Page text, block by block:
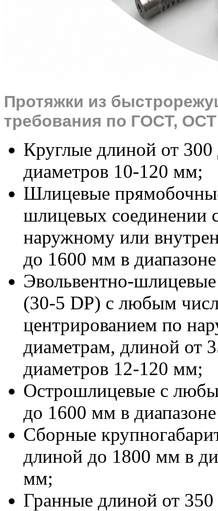
Протяжки из
требования по ГОСТ,
Круглые длиной от
диаметров 10-120 мм;
Шлицевые
шлицевых соединении
наружному или
до 1600 мм в
Эвольвентно-
(30-5 DР) с любым
центрированием по
диаметрам, длиной от
диаметров 12-120 мм;
Острошлицевые с
до 1600 мм в
Сборные
длиной до 1800 мм в
мм;
Гранные длиной от